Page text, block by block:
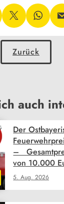
Zurück
auch
5. Aug. 2026
Der
–
von 10.000